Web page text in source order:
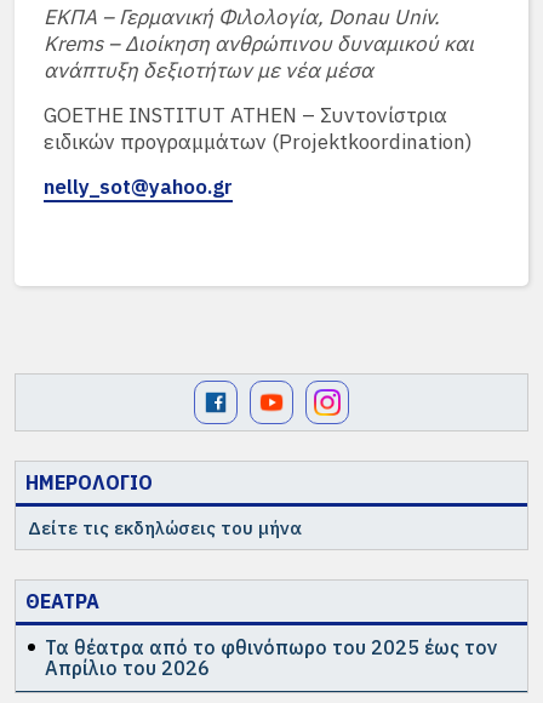
ΗΜΕΡΟΛΟΓΙΟ
Δείτε τις εκδηλώσεις του μήνα
ΘΕΑΤΡΑ
Τα θέατρα από το φθινόπωρο του 2025 έως τον
Απρίλιο του 2026
ΕΚΠΑ – Γερμανική Φιλολογία, Donau Univ.
Krems – Διοίκηση ανθρώπινου δυναμικού και
ανάπτυξη δεξιοτήτων με νέα μέσα
GOETHE INSTITUT ATHEN – Συντονίστρια
ειδικών προγραμμάτων (Projektkoordination)
nelly_sot@yahoo.gr